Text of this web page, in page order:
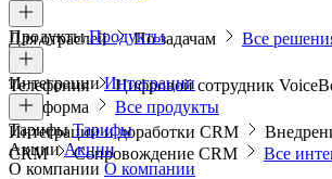
Для отраслей По задачам Все
ПродуктыПродукты
Телефония Цифровой сотрудник
платформа
Все продукты
ИнтеграцииИнтеграции
Интеграции и доработки CRM
CRM
Сопровождение CRM Все
ТарифыТарифы
АкцииАкции
О компании О компании